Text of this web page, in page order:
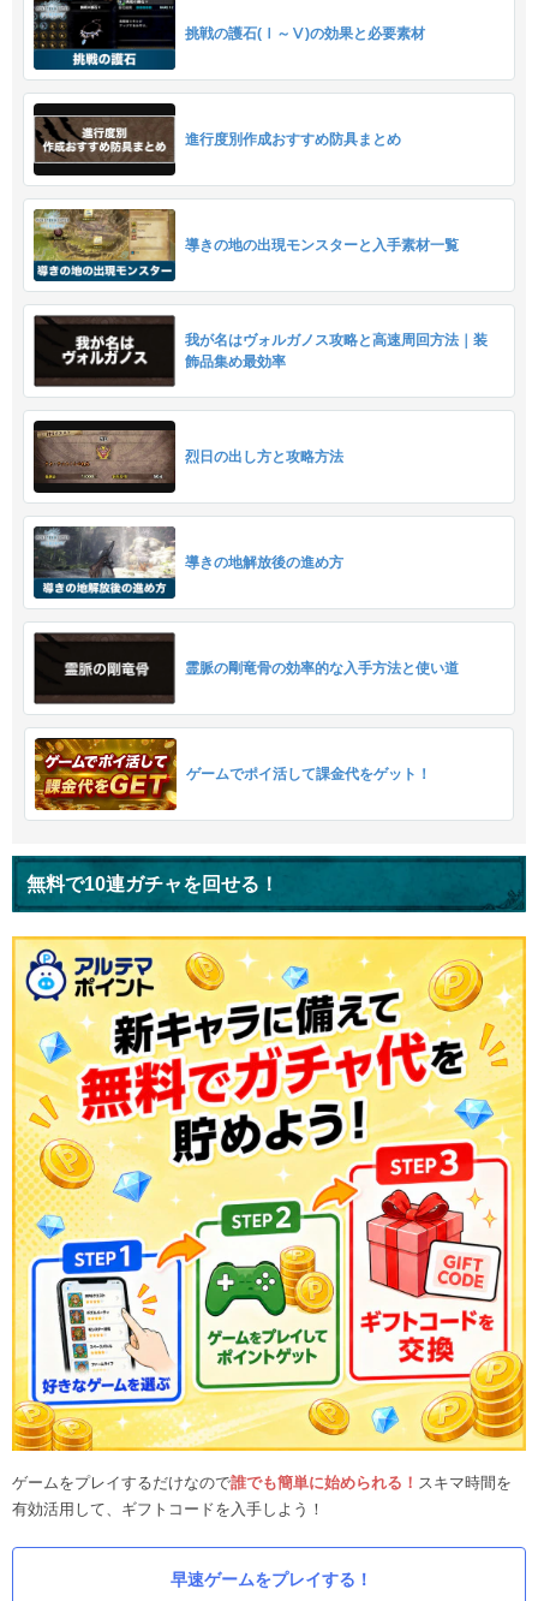
挑戦の護石(Ⅰ～Ⅴ)の効果と必要素材
進行度別作成おすすめ防具まとめ
導きの地の出現モンスターと入手素材一覧
我が名はヴォルガノス攻略と高速周回方法｜装
飾品集め最効率
烈日の出し方と攻略方法
導きの地解放後の進め方
霊脈の剛竜骨の効率的な入手方法と使い道
ゲームでポイ活して課金代をゲット！
無料で10連ガチャを回せる！
ゲームをプレイするだけなので誰でも簡単に始められる！ スキマ時間を
有効活用して、ギフトコードを入手しよう！
早速ゲームをプレイする！